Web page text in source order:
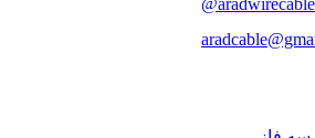
@aradwirecable